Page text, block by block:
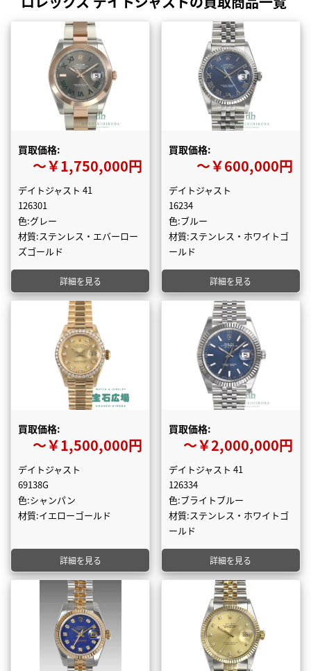
買取価格:
〜￥1,750,000円
デイトジャスト 41
126301
色:グレー
材質:ステンレス・エバーロー
ズゴールド
詳細を見る
買取価格:
〜￥600,000円
デイトジャスト
16234
色:ブルー
材質:ステンレス・ホワイトゴ
ールド
詳細を見る
買取価格:
〜￥1,500,000円
デイトジャスト
69138G
色:シャンパン
材質:イエローゴールド
詳細を見る
買取価格:
〜￥2,000,000円
デイトジャスト 41
126334
色:ブライトブルー
材質:ステンレス・ホワイトゴ
ールド
詳細を見る